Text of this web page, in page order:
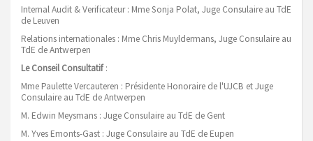
Internal Audit & Verificateur : Mme Sonja Polat, Juge Consulaire au TdE
de Leuven
Relations internationales : Mme Chris Muyldermans, Juge Consulaire au
TdE de Antwerpen
Le Conseil Consultatif:
Mme Paulette Vercauteren : Présidente Honoraire de l'UJCB et Juge
Consulaire au TdE de Antwerpen
M. Edwin Meysmans : Juge Consulaire au TdE de Gent
M. Yves Emonts-Gast : Juge Consulaire au TdE de Eupen